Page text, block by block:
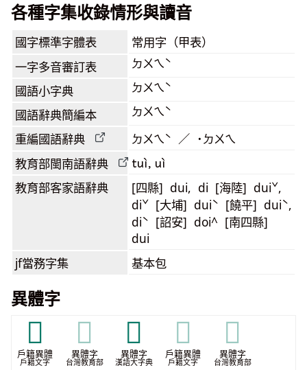
各種字集收錄情形與讀音
國字標準字體表 常用字（甲表）
一字多音審訂表 ㄉㄨㄟˋ
國語小字典 ㄉㄨㄟˋ
國語辭典簡編本 ㄉㄨㄟˋ
重編國語辭典 ㄉㄨㄟˋ ／ ˙ㄉㄨㄟ
教育部閩南語辭典 tuì, uì
教育部客家語辭典
[四縣] dui, di [海陸] duiˇ,
diˇ [大埔] duiˋ [饒平] duiˋ,
diˋ [詔安] doi^ [南四縣]
dui
jf當務字集 基本包
異體字
𡁨
戶籍異體
戶籍文字
𡁨
異體字
台灣教育部
𡭊
異體字
漢語大字典
𡭊
戶籍異體
戶籍文字
𡭊
異體字
台灣教育部